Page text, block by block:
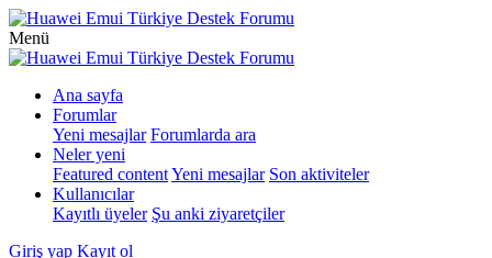
Menü
Ana sayfa
Forumlar
Yeni mesajlar Forumlarda ara
Neler yeni
Featured contentYeni mesajlar Son aktiviteler
Kullanıcılar
Kayıtlı üyeler Şu anki ziyaretçiler
Giriş yap Kayıt ol